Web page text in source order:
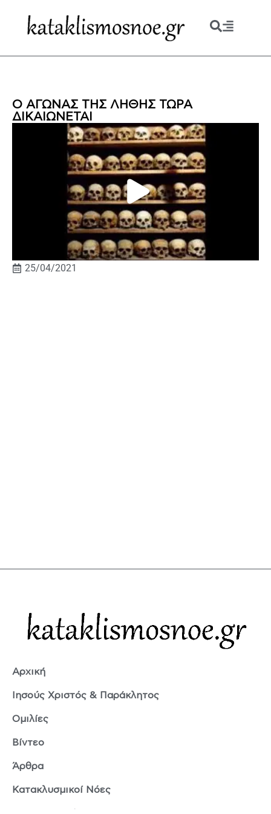
Ο ΑΓΩΝΑΣ ΤΗΣ ΛΗΘΗΣ ΤΩΡΑ
ΔΙΚΑΙΩΝΕΤΑΙ
25/04/2021
Αρχική
Ιησούς Χριστός & Παράκλητος
Ομιλίες
Βίντεο
Άρθρα
Κατακλυσμικοί Νόες